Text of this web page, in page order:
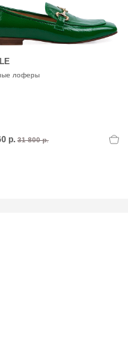
лоферы
р. 31 800 р.